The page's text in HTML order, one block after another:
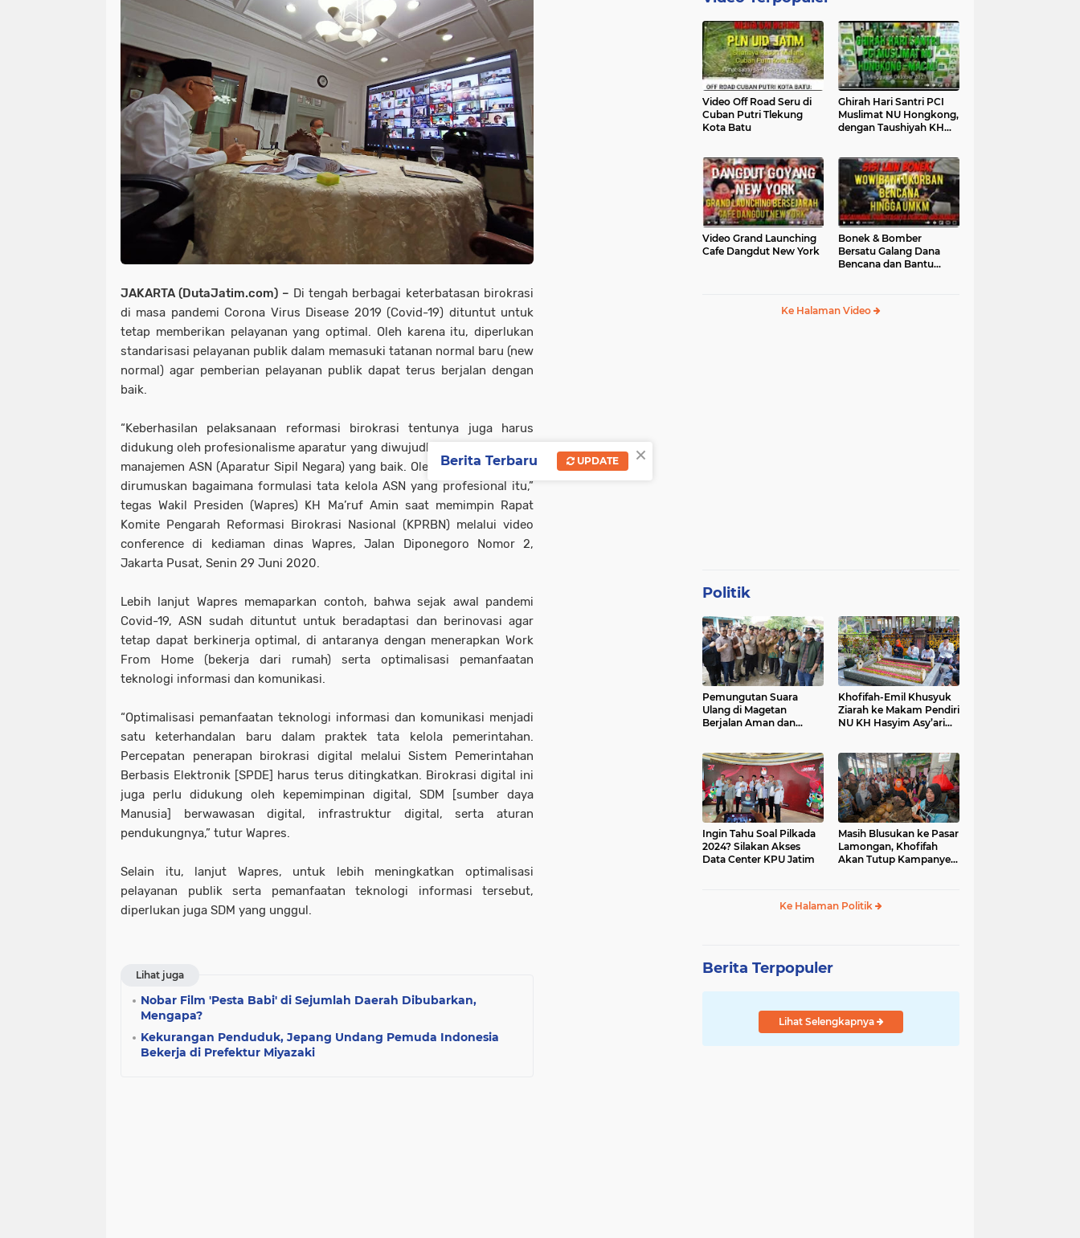
JAKARTA (DutaJatim.com) – Di tengah berbagai keterbatasan birokrasi
di masa pandemi Corona Virus Disease 2019 (Covid-19) dituntut untuk
tetap memberikan pelayanan yang optimal. Oleh karena itu, diperlukan
standarisasi pelayanan publik dalam memasuki tatanan normal baru (new
normal) agar pemberian pelayanan publik dapat terus berjalan dengan
baik.
“Keberhasilan pelaksanaan reformasi birokrasi tentunya juga harus
didukung oleh profesionalisme aparatur yang diwujudkan melalui sistem
manajemen ASN (Aparatur Sipil Negara) yang baik. Oleh Karena itu, perlu
dirumuskan bagaimana formulasi tata kelola ASN yang profesional itu,”
tegas Wakil Presiden (Wapres) KH Ma’ruf Amin saat memimpin Rapat
Komite Pengarah Reformasi Birokrasi Nasional (KPRBN) melalui video
conference di kediaman dinas Wapres, Jalan Diponegoro Nomor 2,
Jakarta Pusat, Senin 29 Juni 2020.
Lebih lanjut Wapres memaparkan contoh, bahwa sejak awal pandemi
Covid-19, ASN sudah dituntut untuk beradaptasi dan berinovasi agar
tetap dapat berkinerja optimal, di antaranya dengan menerapkan Work
From Home (bekerja dari rumah) serta optimalisasi pemanfaatan
teknologi informasi dan komunikasi.
“Optimalisasi pemanfaatan teknologi informasi dan komunikasi menjadi
satu keterhandalan baru dalam praktek tata kelola pemerintahan.
Percepatan penerapan birokrasi digital melalui Sistem Pemerintahan
Berbasis Elektronik [SPDE] harus terus ditingkatkan. Birokrasi digital ini
juga perlu didukung oleh kepemimpinan digital, SDM [sumber daya
Manusia] berwawasan digital, infrastruktur digital, serta aturan
pendukungnya,” tutur Wapres.
Selain itu, lanjut Wapres, untuk lebih meningkatkan optimalisasi
pelayanan publik serta pemanfaatan teknologi informasi tersebut,
diperlukan juga SDM yang unggul.
Lihat juga
Nobar Film 'Pesta Babi' di Sejumlah Daerah Dibubarkan,
Mengapa?
Kekurangan Penduduk, Jepang Undang Pemuda Indonesia
Bekerja di Prefektur Miyazaki
Video Off Road Seru di
Cuban Putri Tlekung
Kota Batu
Ghirah Hari Santri PCI
Muslimat NU Hongkong,
dengan Taushiyah KH
Video Grand Launching
Cafe Dangdut New York
Bonek & Bomber
Bersatu Galang Dana
Bencana dan Bantu
Ke Halaman Video
Politik
Pemungutan Suara
Ulang di Magetan
Berjalan Aman dan
Khofifah-Emil Khusyuk
Ziarah ke Makam Pendiri
NU KH Hasyim Asy’ari
Ingin Tahu Soal Pilkada
2024? Silakan Akses
Data Center KPU Jatim
Masih Blusukan ke Pasar
Lamongan, Khofifah
Akan Tutup Kampanye
Ke Halaman Politik
Berita Terpopuler
Lihat Selengkapnya
×
Berita Terbaru UPDATE